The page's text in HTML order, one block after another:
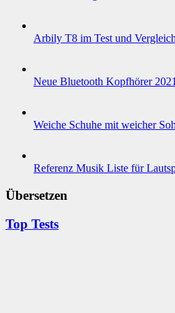
Arbily T8 im Test und
Neue Bluetooth Kopfhörer
Weiche Schuhe mit weicher
Referenz Musik Liste für
Übersetzen
Top Tests